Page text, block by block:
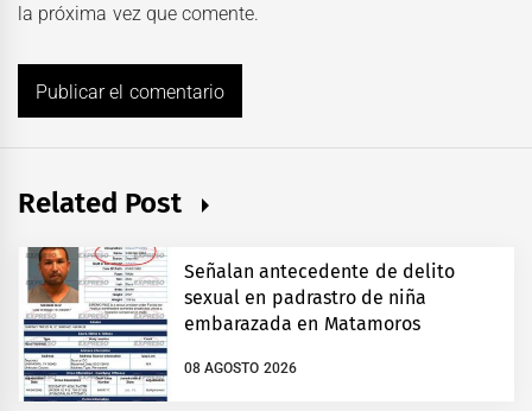
la próxima vez que comente.
Related Post
Señalan antecedente de delito
sexual en padrastro de niña
embarazada en Matamoros
08 AGOSTO 2026